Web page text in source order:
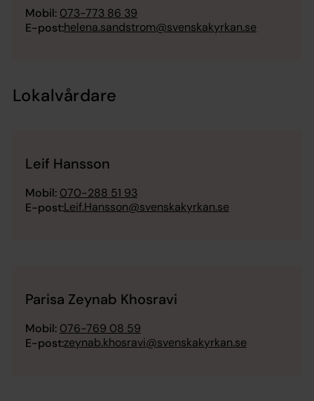
Mobil: 073-773 86 39
E-post:helena.sandstrom@svenskakyrkan.se
Lokalvårdare
Leif Hansson
Mobil: 070-288 51 93
E-post:Leif.Hansson@svenskakyrkan.se
Parisa Zeynab Khosravi
Mobil: 076-769 08 59
E-post:zeynab.khosravi@svenskakyrkan.se